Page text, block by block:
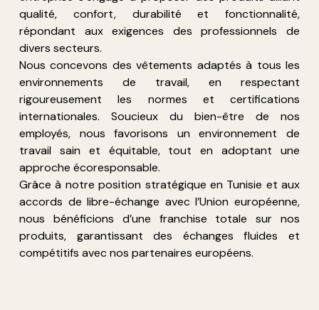
répondant aux exigences des professionnels de
divers secteurs.
Nous concevons des vêtements adaptés à tous les
environnements de travail, en respectant
rigoureusement les normes et certifications
internationales. Soucieux du bien-être de nos
employés, nous favorisons un environnement de
travail sain et équitable, tout en adoptant une
approche écoresponsable.
Grâce à notre position stratégique en Tunisie et aux
accords de libre-échange avec l’Union européenne,
nous bénéficions d’une franchise totale sur nos
produits, garantissant des échanges fluides et
compétitifs avec nos partenaires européens.